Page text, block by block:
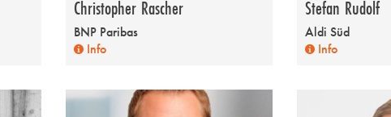
Christopher Rascher
BNP Paribas
Info
Stefan Rudolf
Aldi Süd
Info